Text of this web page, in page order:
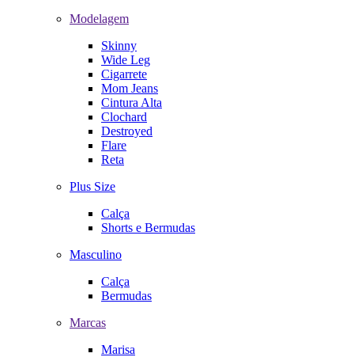
Modelagem
Skinny
Wide Leg
Cigarrete
Mom Jeans
Cintura Alta
Clochard
Destroyed
Flare
Reta
Plus Size
Calça
Shorts e Bermudas
Masculino
Calça
Bermudas
Marcas
Marisa